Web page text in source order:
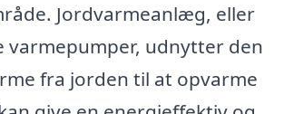
Jordvarmeanlæg, eller
varmepumper, udnytter den
fra jorden til at opvarme